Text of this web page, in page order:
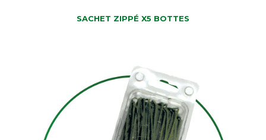
SACHET ZIPPÉ X5 BOTTES